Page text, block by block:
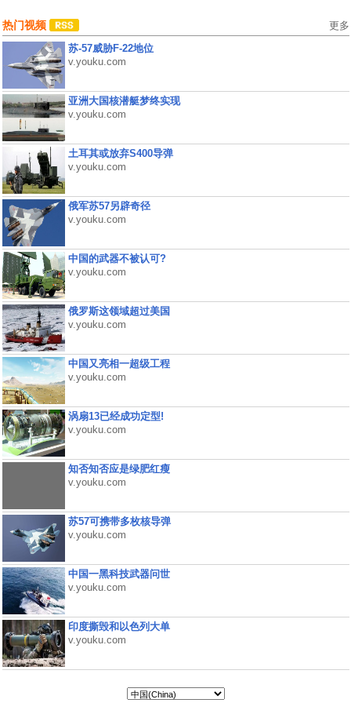
热门视频 更多
苏-57威胁F-22地位
v.youku.com
亚洲大国核潜艇梦终实现
v.youku.com
土耳其或放弃S400导弹
v.youku.com
俄军苏57另辟奇径
v.youku.com
中国的武器不被认可?
v.youku.com
俄罗斯这领域超过美国
v.youku.com
中国又亮相一超级工程
v.youku.com
涡扇13已经成功定型!
v.youku.com
知否知否应是绿肥红瘦
v.youku.com
苏57可携带多枚核导弹
v.youku.com
中国一黑科技武器问世
v.youku.com
印度撕毁和以色列大单
v.youku.com